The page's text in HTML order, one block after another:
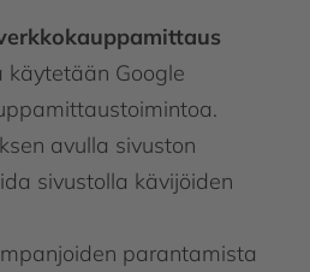
käytetään Google
avulla sivuston
sivustolla kävijöiden
parantamista